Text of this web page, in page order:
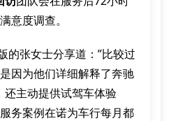
意度调查。
的张女士分享道：”比较过
因为他们详细解释了奔驰
主动提供试驾车体验
务案例在诺为车行每月都